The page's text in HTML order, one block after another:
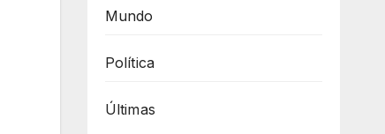
Mundo
Política
Últimas